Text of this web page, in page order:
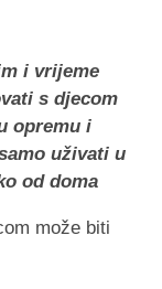
i vrijeme
s djecom
opremu i
uživati u
od doma